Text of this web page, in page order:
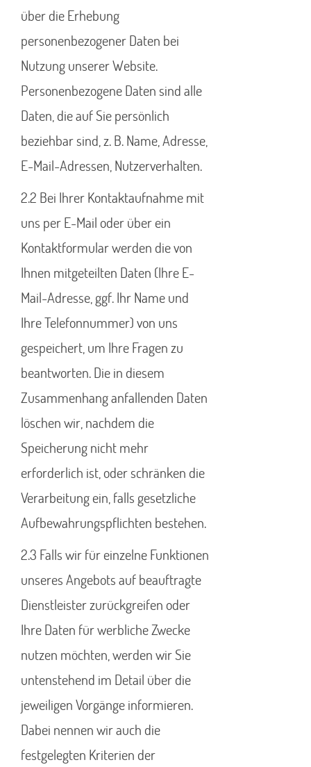
über die Erhebung
personenbezogener Daten bei
Nutzung unserer Website.
Personenbezogene Daten sind alle
Daten, die auf Sie persönlich
beziehbar sind, z. B. Name, Adresse,
E-Mail-Adressen, Nutzerverhalten.
2.2 Bei Ihrer Kontaktaufnahme mit
uns per E-Mail oder über ein
Kontaktformular werden die von
Ihnen mitgeteilten Daten (Ihre E-
Mail-Adresse, ggf. Ihr Name und
Ihre Telefonnummer) von uns
gespeichert, um Ihre Fragen zu
beantworten. Die in diesem
Zusammenhang anfallenden Daten
löschen wir, nachdem die
Speicherung nicht mehr
erforderlich ist, oder schränken die
Verarbeitung ein, falls gesetzliche
Aufbewahrungspflichten bestehen.
2.3 Falls wir für einzelne Funktionen
unseres Angebots auf beauftragte
Dienstleister zurückgreifen oder
Ihre Daten für werbliche Zwecke
nutzen möchten, werden wir Sie
untenstehend im Detail über die
jeweiligen Vorgänge informieren.
Dabei nennen wir auch die
festgelegten Kriterien der